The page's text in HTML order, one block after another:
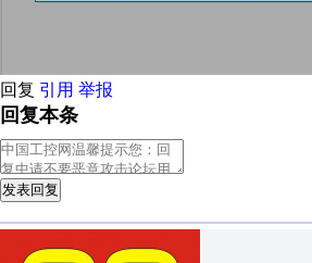
回复 引用 举报
回复本条
发表回复